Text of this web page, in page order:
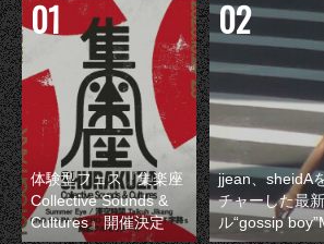
体験型フェス『集楽座
Collective Sounds &
Cultures』開催決定
jjean、sheidA
チャーした最
ル“gossip